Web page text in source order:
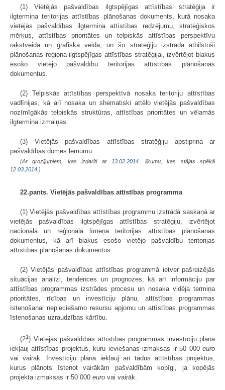
(1) Vietējās pašvaldības ilgtspējīgas attīstības stratēģija ir
ilgtermiņa teritorijas attīstības plānošanas dokuments, kurā nosaka
vietējās pašvaldības ilgtermiņa attīstības redzējumu, stratēģiskos
mērķus, attīstības prioritātes un telpiskās attīstības perspektīvu
rakstveidā un grafiskā veidā, un šo stratēģiju izstrādā atbilstoši
plānošanas reģiona ilgtspējīgas attīstības stratēģijai, izvērtējot blakus
esošo vietējo pašvaldību teritorijas attīstības plānošanas
dokumentus.
(2) Telpiskās attīstības perspektīvā nosaka teritoriju attīstības
vadlīnijas, kā arī nosaka un shematiski attēlo vietējās pašvaldības
nozīmīgākās telpiskās struktūras, attīstības prioritātes un vēlamās
ilgtermiņa izmaiņas.
(3) Vietējās pašvaldības attīstības stratēģiju apstiprina ar
pašvaldības domes lēmumu.
(Ar grozījumiem, kas izdarīti ar 13.02.2014 . likumu, kas stājas spēkā
12.03.2014. )
22.pants. Vietējās pašvaldības attīstības programma
(1) Vietējās pašvaldības attīstības programmu izstrādā saskaņā ar
vietējās pašvaldības ilgtspējīgas attīstības stratēģiju, izvērtējot
nacionālā un reģionālā līmeņa teritorijas attīstības plānošanas
dokumentus, kā arī blakus esošo vietējo pašvaldību teritorijas
attīstības plānošanas dokumentus.
(2) Vietējās pašvaldības attīstības programmā ietver pašreizējās
situācijas analīzi, tendences un prognozes, kā arī informāciju par
attīstības programmas izstrādes procesu un nosaka vidēja termiņa
prioritātes, rīcības un investīciju plānu, attīstības programmas
īstenošanai nepieciešamo resursu apjomu un attīstības programmas
īstenošanas uzraudzības kārtību.
(21) Vietējās pašvaldības attīstības programmas investīciju plānā
iekļauj attīstības projektus, kuru ieviešanas izmaksas ir 50 000 euro
vai vairāk. Investīciju plānā iekļauj arī tādus attīstības projektus,
kurus plānots īstenot vairākām pašvaldībām kopīgi, ja kopējās
projekta izmaksas ir 50 000 euro vai vairāk.